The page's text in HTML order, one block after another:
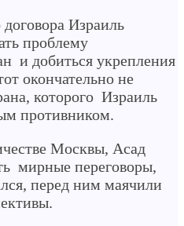
Израиль
проблему
и добиться укрепления
окончательно не
которого Израиль
противником.
Москвы, Асад
мирные переговоры,
перед ним маячили